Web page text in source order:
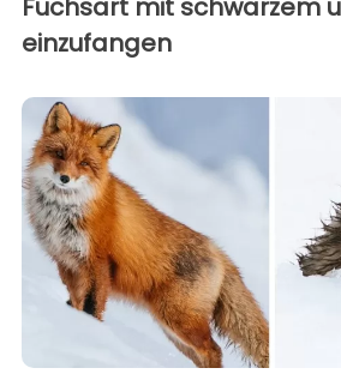
Fuchsart mit schwarzem
einzufangen